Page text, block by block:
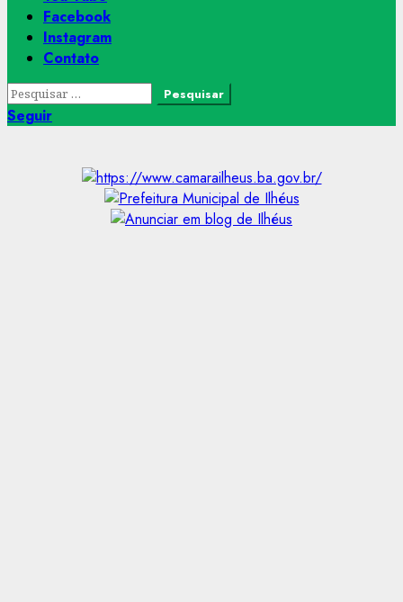
Facebook
Instagram
Contato
Pesquisar
por:
Seguir